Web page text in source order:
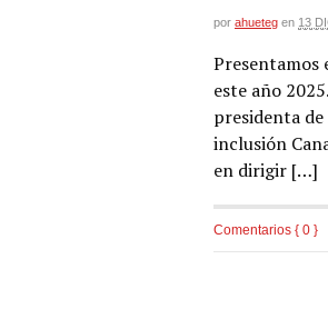
por ahueteg en 13
Presentamos
este año
presidenta
inclusión
en dirigir […]
Comentarios { 0 }